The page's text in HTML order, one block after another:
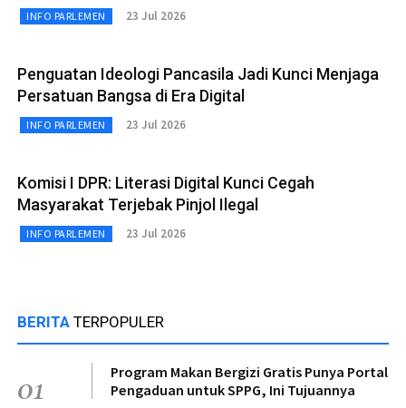
INFO PARLEMEN 23 Jul 2026
Penguatan Ideologi Pancasila Jadi Kunci Menjaga
Persatuan Bangsa di Era Digital
INFO PARLEMEN 23 Jul 2026
Komisi I DPR: Literasi Digital Kunci Cegah
Masyarakat Terjebak Pinjol Ilegal
INFO PARLEMEN 23 Jul 2026
BERITA TERPOPULER
01
Program Makan Bergizi Gratis Punya Portal
Pengaduan untuk SPPG, Ini Tujuannya